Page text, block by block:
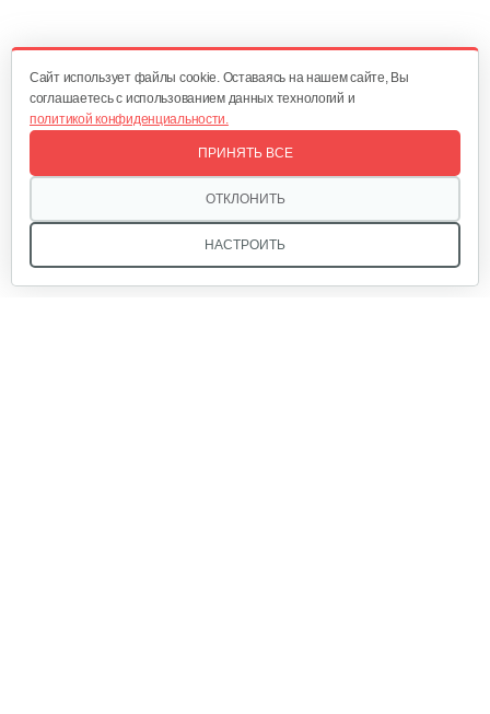
Cайт использует файлы cookie. Оставаясь на нашем сайте, Вы
соглашаетесь с использованием данных технологий и
политикой конфиденциальности.
НАСТРОИТЬ
ОТКЛОНИТЬ
ПРИНЯТЬ ВСЕ